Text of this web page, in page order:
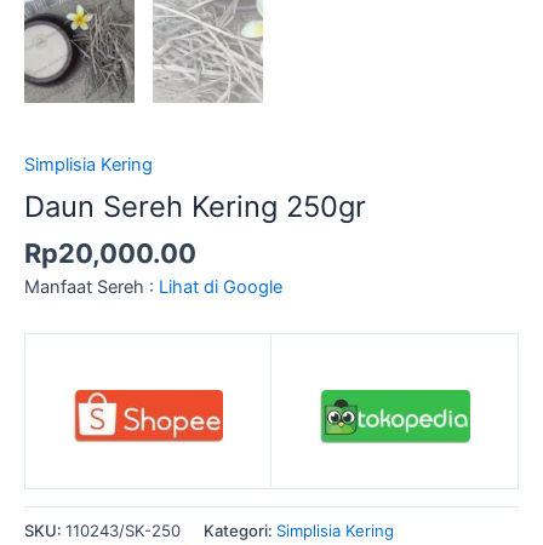
Simplisia Kering
Daun Sereh Kering 250gr
Rp20,000.00
Manfaat Sereh : Lihat di Google
SKU: 110243/SK-250 Kategori: Simplisia Kering